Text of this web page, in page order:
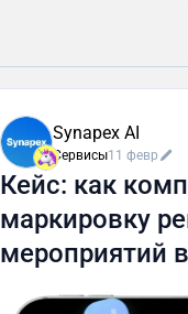
Synapex AI
Сервисы11 февр
Кейс: как
маркировку
мероприятий